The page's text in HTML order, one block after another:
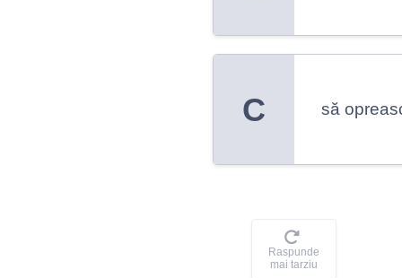
C să
Raspunde
mai tarziu